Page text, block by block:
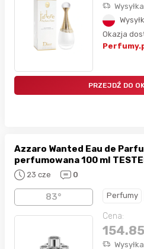
Okazja
PRZEJDŹ DO
Azzaro Wanted Eau de Parfum,
perfumowana 100 ml
23 cze 0
83° Perfumy
Cena:
154.85